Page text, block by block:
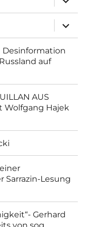
anzeigen
anzeigen
Desinformation
auf
AUS
Wolfgang Hajek
Sarrazin-Lesung
Gerhard
von sog.